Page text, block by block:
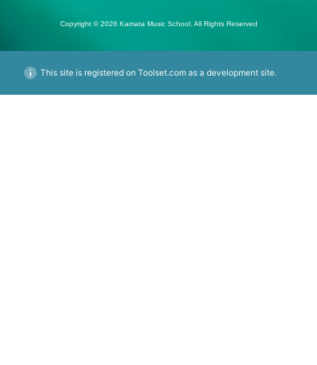
Copyright © 2026 Kamata Music School. All Rights Reserved
This site is registered on Toolset.com as a development site.